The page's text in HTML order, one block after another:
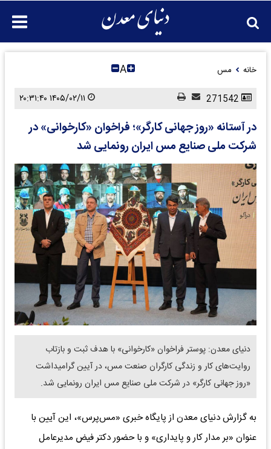
خانه مس A
در آستانه «روز جهانی کارگر»؛‌ فراخوان «کارخوانی» در
شرکت ملی صنایع مس ایران رونمایی شد
دنیای معدن: پوستر فراخوان «کارخوانی» با هدف ثبت و بازتاب
روایت‌های کار و زندگی کارگران صنعت مس، در آیین گرامیداشت
«روز جهانی کارگر» در شرکت ملی صنایع مس ایران رونمایی شد.
‌به گزارش دنیای معدن از پایگاه خبری «مس‌پرس»، این آیین با
عنوان «بر مدار کار و پایداری» و با حضور دکتر فیض مدیرعامل